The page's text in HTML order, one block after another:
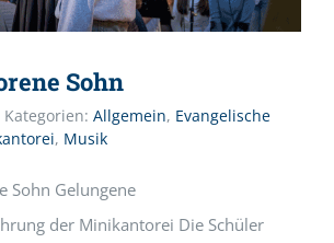
Sohn
Kategorien: Allgemein, Evangelische
, Musik
Sohn Gelungene
der Minikantorei Die Schüler